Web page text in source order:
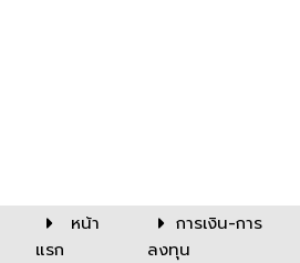
หน้า
แรก
การเงิน-การ
ลงทุน